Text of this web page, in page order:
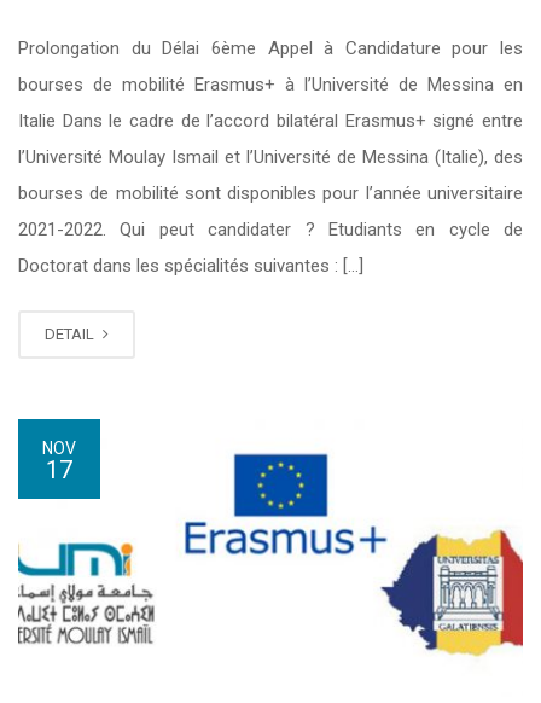
Prolongation du Délai 6ème Appel à Candidature pour les
bourses de mobilité Erasmus+ à l’Université de Messina en
Italie Dans le cadre de l’accord bilatéral Erasmus+ signé entre
l’Université Moulay Ismail et l’Université de Messina (Italie), des
bourses de mobilité sont disponibles pour l’année universitaire
2021-2022. Qui peut candidater ? Etudiants en cycle de
Doctorat dans les spécialités suivantes : […]
DETAIL
NOV
17